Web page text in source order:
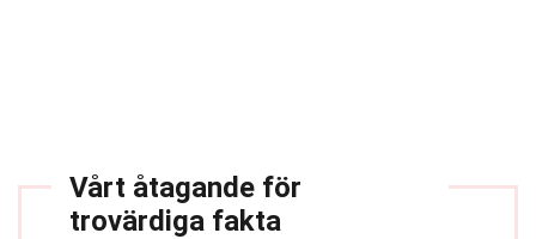
Vårt åtagande för
trovärdiga fakta